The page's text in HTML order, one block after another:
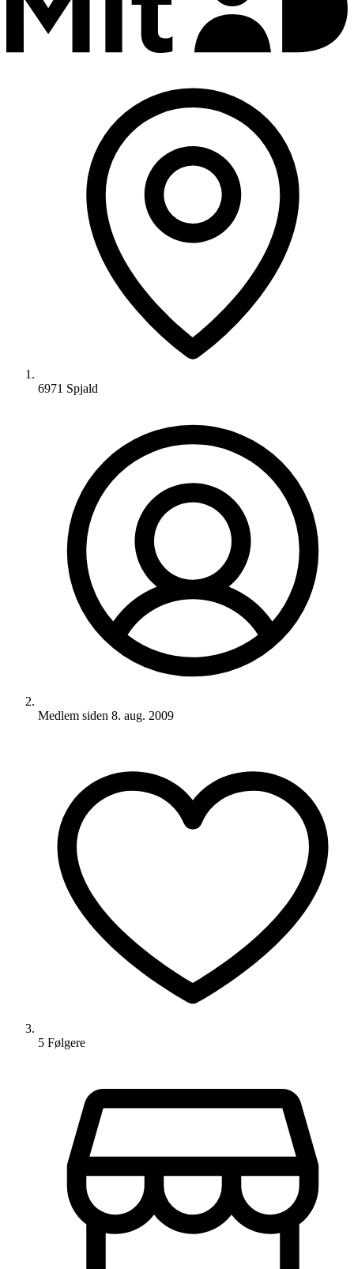
6971 Spjald
Medlem siden 8. aug. 2009
5 Følgere